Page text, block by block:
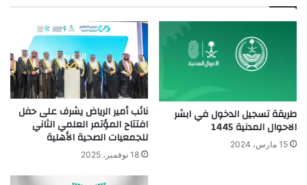
طريقة تسجيل الدخول في ابشر
الاحوال المدنية 1445
15 مارس، 2024
نائب أمير الرياض يشرف على حفل
افتتاح المؤتمر العلمي الثاني
للجمعيات الصحية الأهلية
18 نوفمبر، 2025